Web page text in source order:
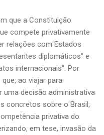
que a Constituição
compete privativamente
relações com Estados
diplomáticos" e
internacionais". Por
ao viajar para
decisão administrativa
concretos sobre o Brasil,
privativa do
em tese, invasão da